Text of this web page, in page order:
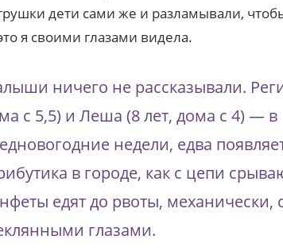
дети сами же и разламывали,
я своими глазами видела.
ничего не рассказывали.
с 5,5) и Леша (8 лет, дома с 4) — в
недели, едва
в городе, как с цепи
едят до рвоты, механически,
глазами.